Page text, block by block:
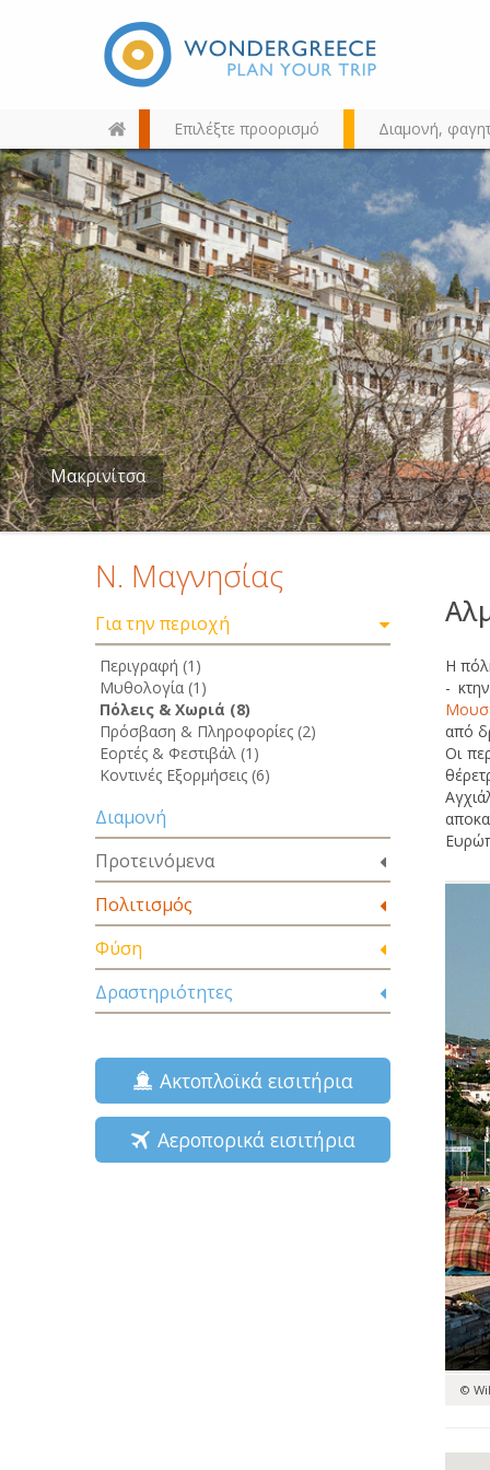
Επιλέξτε προορισμό Διαμονή,
Διαλέξτε τον προορισμό σας
από τον χάρτη, την αναζήτηση
ή αλφαβητικά
Μουτζούρης
Ν. Μαγνησίας
Για την περιοχή
Περιγραφή (1)
Μυθολογία (1)
Πόλεις & Χωριά (8)
Πρόσβαση & Πληροφορίες (2)
Εορτές & Φεστιβάλ (1)
Κοντινές Εξορμήσεις (6)
Διαμονή
Προτεινόμενα
Πολιτισμός
Φύση
Δραστηριότητες
Ακτοπλοϊκά εισιτήρια
Αεροπορικά εισιτήρια
Η
-
από
Οι
©